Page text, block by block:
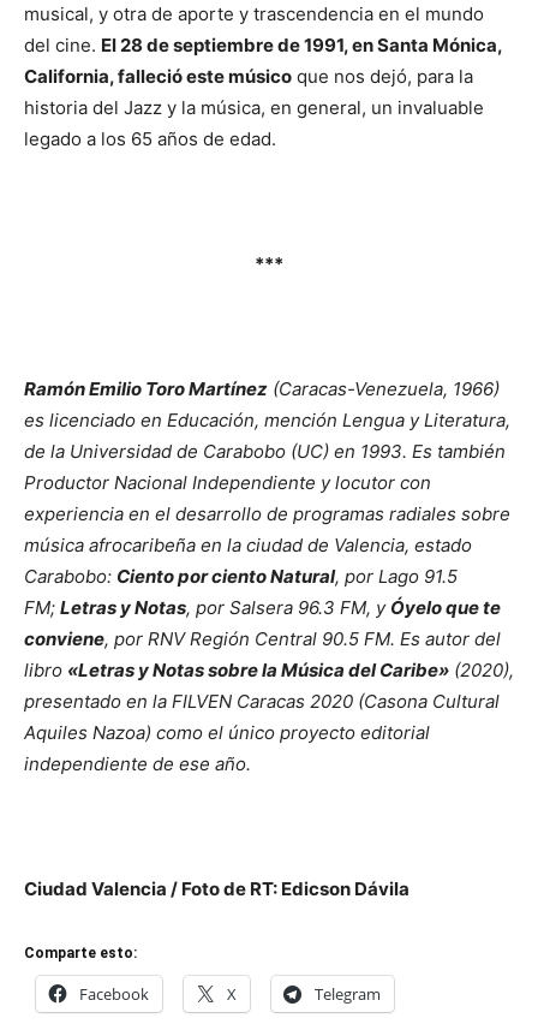
musical, y otra de aporte y trascendencia en el mundo
del cine. El 28 de septiembre de 1991, en Santa Mónica,
California, falleció este músico que nos dejó, para la
historia del Jazz y la música, en general, un invaluable
legado a los 65 años de edad.
***
Ramón Emilio Toro Martínez (Caracas-Venezuela, 1966)
es licenciado en Educación, mención Lengua y Literatura,
de la Universidad de Carabobo (UC) en 1993. Es también
Productor Nacional Independiente y locutor con
experiencia en el desarrollo de programas radiales sobre
música afrocaribeña en la ciudad de Valencia, estado
Carabobo: Ciento por ciento Natural, por Lago 91.5
FM; Letras y Notas, por Salsera 96.3 FM, y Óyelo que te
conviene, por RNV Región Central 90.5 FM. Es autor del
libro «Letras y Notas sobre la Música del Caribe» (2020),
presentado en la FILVEN Caracas 2020 (Casona Cultural
Aquiles Nazoa) como el único proyecto editorial
independiente de ese año.
Ciudad Valencia / Foto de RT: Edicson Dávila
Comparte esto:
Facebook X Telegram